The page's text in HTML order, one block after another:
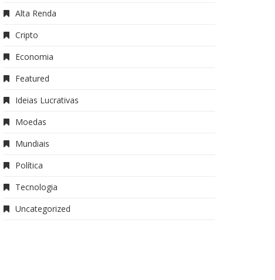
Alta Renda
Cripto
Economia
Featured
Ideias Lucrativas
Moedas
Mundiais
Política
Tecnologia
Uncategorized